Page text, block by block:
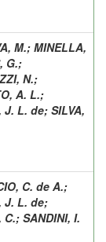
M.; MINELLA,
G.;
N.;
A. L.;
J. L. de; SILVA,
C. de A.;
J. L. de;
C.; SANDINI, I.